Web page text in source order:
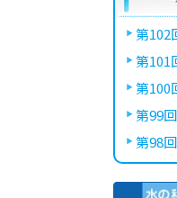
第102
第101
第100
第99
第98